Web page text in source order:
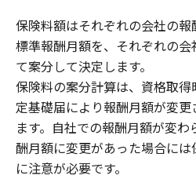
保険料額はそれぞれの会社の
標準報酬月額を、それぞれの
て案分して決定します。
保険料の案分計算は、資格取
定基礎届により報酬月額が変
ます。自社での報酬月額が変
酬月額に変更があった場合に
に注意が必要です。